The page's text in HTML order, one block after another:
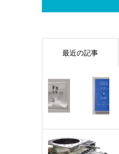
最近の記事